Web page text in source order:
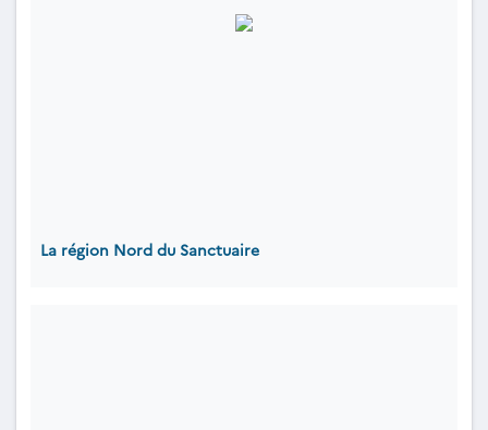
La région Nord du Sanctuaire